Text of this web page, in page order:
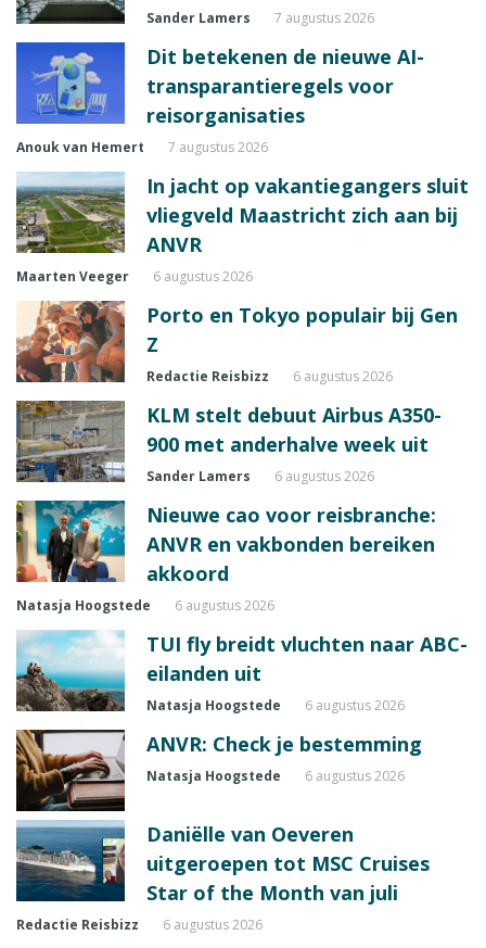
Sander Lamers 7 augustus 2026
Dit betekenen de nieuwe AI-
transparantieregels voor
reisorganisaties
Anouk van Hemert 7 augustus 2026
In jacht op vakantiegangers sluit
vliegveld Maastricht zich aan bij
ANVR
Maarten Veeger 6 augustus 2026
Porto en Tokyo populair bij Gen
Z
Redactie Reisbizz 6 augustus 2026
KLM stelt debuut Airbus A350-
900 met anderhalve week uit
Sander Lamers 6 augustus 2026
Nieuwe cao voor reisbranche:
ANVR en vakbonden bereiken
akkoord
Natasja Hoogstede 6 augustus 2026
TUI fly breidt vluchten naar ABC-
eilanden uit
Natasja Hoogstede 6 augustus 2026
ANVR: Check je bestemming
Natasja Hoogstede 6 augustus 2026
Daniëlle van Oeveren
uitgeroepen tot MSC Cruises
Star of the Month van juli
Redactie Reisbizz 6 augustus 2026